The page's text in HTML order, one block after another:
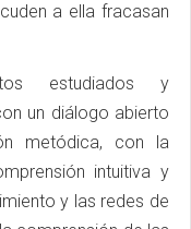
a ella fracasan
estudiados y
un diálogo abierto
metódica, con la
intuitiva y
y las redes de